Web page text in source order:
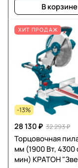
В корзине
ХИТ ПРОДАЖ
-13%
28 130 ₽ 32 293 ₽
Торцовочная
мм (1900 Вт, 4300
мин) КРАТОН